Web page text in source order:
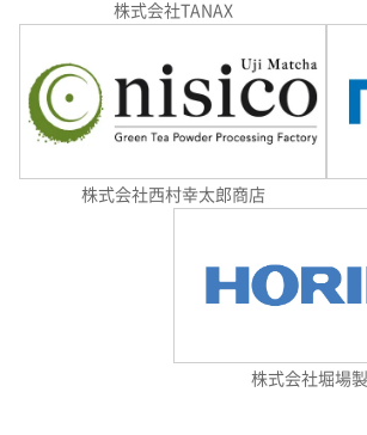
株式会社TANAX
株式会社西村幸太郎商店
株式会社堀場